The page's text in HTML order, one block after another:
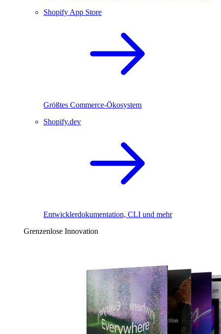
Shopify App Store
Größtes Commerce-Ökosystem
Shopify.dev
Entwicklerdokumentation, CLI und mehr
Grenzenlose Innovation